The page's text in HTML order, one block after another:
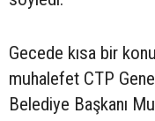
Gecede kısa bir
muhalefet CTP
Belediye Başkanı